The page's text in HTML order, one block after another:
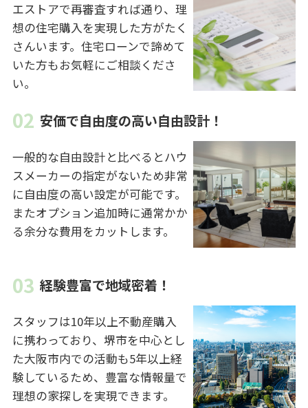
エストアで再審査すれば通り、理
想の住宅購入を実現した方がたく
さんいます。住宅ローンで諦めて
いた方もお気軽にご相談くださ
い。
安価で自由度の高い自由設計！
一般的な自由設計と比べるとハウ
スメーカーの指定がないため非常
に自由度の高い設定が可能です。
またオプション追加時に通常かか
る余分な費用をカットします。
経験豊富で地域密着！
スタッフは10年以上不動産購入
に携わっており、堺市を中心とし
た大阪市内での活動も5年以上経
験しているため、豊富な情報量で
理想の家探しを実現できます。